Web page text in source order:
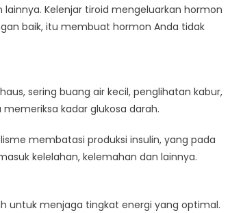
Kelenjar tiroid mengeluarkan hormon
baik, itu membuat hormon Anda tidak
sering buang air kecil, penglihatan kabur,
kadar glukosa darah.
membatasi produksi insulin, yang pada
kelelahan, kelemahan dan lainnya.
untuk menjaga tingkat energi yang optimal.